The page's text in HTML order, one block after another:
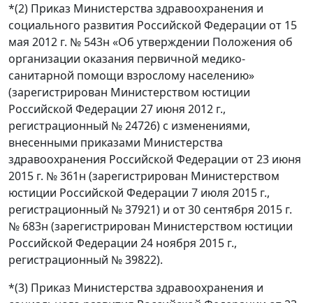
*(2) Приказ Министерства здравоохранения и
социального развития Российской Федерации от 15
мая 2012 г. № 543н «Об утверждении Положения об
организации оказания первичной медико-
санитарной помощи взрослому населению»
(зарегистрирован Министерством юстиции
Российской Федерации 27 июня 2012 г.,
регистрационный № 24726) с изменениями,
внесенными приказами Министерства
здравоохранения Российской Федерации от 23 июня
2015 г. № 361н (зарегистрирован Министерством
юстиции Российской Федерации 7 июля 2015 г.,
регистрационный № 37921) и от 30 сентября 2015 г.
№ 683н (зарегистрирован Министерством юстиции
Российской Федерации 24 ноября 2015 г.,
регистрационный № 39822).
*(3) Приказ Министерства здравоохранения и